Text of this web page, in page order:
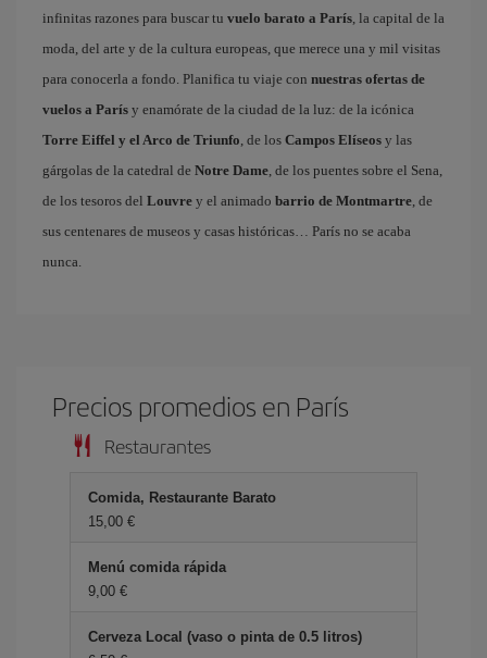
infinitas razones para buscar tu vuelo barato a París, la capital de la
moda, del arte y de la cultura europeas, que merece una y mil visitas
para conocerla a fondo. Planifica tu viaje con nuestras ofertas de
vuelos a París y enamórate de la ciudad de la luz: de la icónica
Torre Eiffel y el Arco de Triunfo, de los Campos Elíseos y las
gárgolas de la catedral de Notre Dame, de los puentes sobre el Sena,
de los tesoros del Louvre y el animado barrio de Montmartre, de
sus centenares de museos y casas históricas… París no se acaba
nunca.
Precios promedios en París
Restaurantes
Comida, Restaurante Barato
15,00 €
Menú comida rápida
9,00 €
Cerveza Local (vaso o pinta de 0.5 litros)